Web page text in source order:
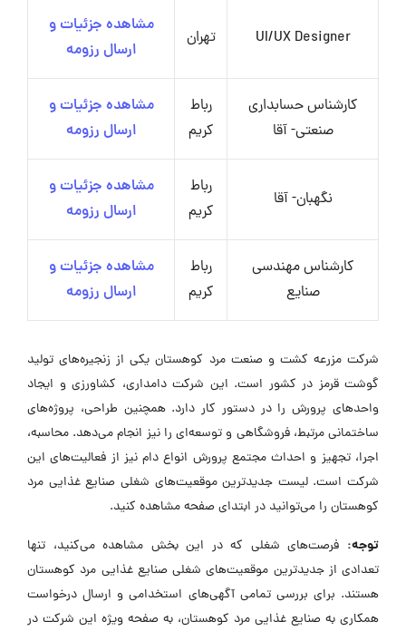
UI/UX Designer تهران
مشاهده جزئیات و
ارسال رزومه
کارشناس حسابداری
صنعتی- آقا
رباط
کریم
مشاهده جزئیات و
ارسال رزومه
نگهبان- آقا
رباط
کریم
مشاهده جزئیات و
ارسال رزومه
کارشناس مهندسی
صنایع
رباط
کریم
مشاهده جزئیات و
ارسال رزومه
شرکت مزرعه کشت و صنعت مرد کوهستان یکی از زنجیره‌های تولید
گوشت قرمز در کشور است. این شرکت دامداری، کشاورزی و ایجاد
واحدهای پرورش را در دستور کار دارد. همچنین طراحی، پروژه‌های
ساختمانی مرتبط، فروشگاهی و توسعه‌ای را نیز انجام می‌دهد. محاسبه،
اجرا، تجهیز و احداث مجتمع پرورش انواع دام نیز از فعالیت‌های این
شرکت است. لیست جدیدترین موقعیت‌های شغلی صنایع غذایی مرد
کوهستان را می‌توانید در ابتدای صفحه مشاهده کنید.
توجه: فرصت‌های شغلی که در این بخش مشاهده می‌کنید، تنها
تعدادی از جدیدترین موقعیت‌های شغلی صنایع غذایی مرد کوهستان
هستند. برای بررسی تمامی آگهی‌های استخدامی و ارسال درخواست
همکاری به صنایع غذایی مرد کوهستان، به صفحه ویژه این شرکت در